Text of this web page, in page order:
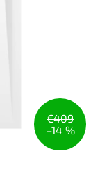
€409
–14 %